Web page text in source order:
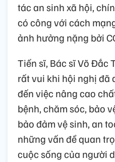
tác an sinh xã hội,
có công với cách
ảnh hưởng nặng bởi
Tiến sĩ, Bác sĩ Võ Đắc
rất vui khi hội nghị đã
đến việc nâng cao
bệnh, chăm sóc, bảo
bảo đảm vệ sinh, an
những vấn đề quan
cuộc sống của người